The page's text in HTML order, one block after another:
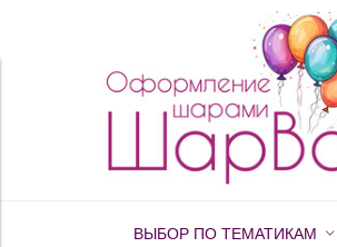
ВЫБОР ПО ТЕМАТИКАМ